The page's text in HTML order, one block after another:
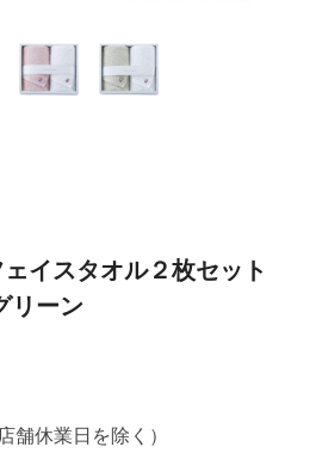
イスタオル２枚セット
リーン
舗休業日を除く）